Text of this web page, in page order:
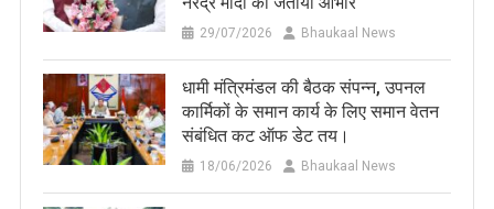
29/07/2026 Bhaukaal News
धामी मंत्रिमंडल की बैठक संपन्न, उपनल
कार्मिकों के समान कार्य के लिए समान वेतन
संबंधित कट ऑफ डेट तय।
18/06/2026 Bhaukaal News